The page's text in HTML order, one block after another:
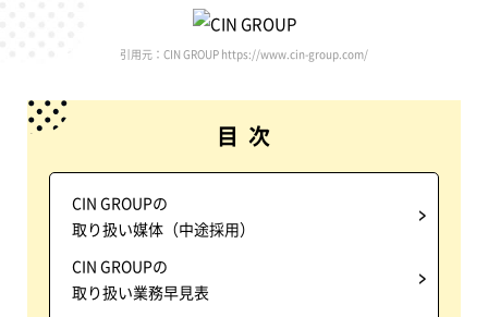
引用元：CIN GROUP https://www.cin-group.com/
目 次
CIN GROUPの
取り扱い媒体（中途採用）
CIN GROUPの
取り扱い業務早見表